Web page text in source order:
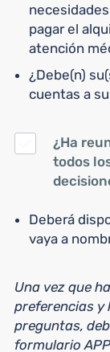
pagar el
atención
¿Debe(n)
cuentas a
¿Ha
todos
Deberá
vaya a
Una vez que
preferencias y
preguntas,
formulario